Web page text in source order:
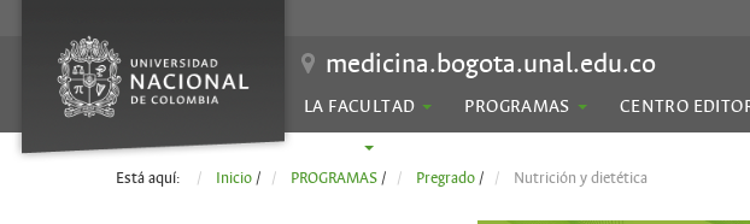
medicina.bogota.unal.edu.co
LA FACULTAD PROGRAMAS CENTRO
Está aquí: Inicio / PROGRAMAS / Pregrado / Nutrición y dietética